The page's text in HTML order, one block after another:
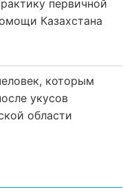
первичной
Казахстана
которым
укусов
области